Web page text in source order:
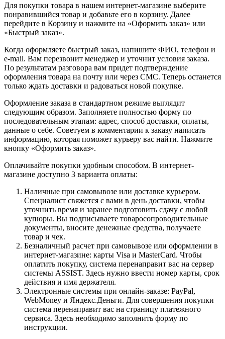
Для покупки товара в нашем интернет-магазине выберите
понравившийся товар и добавьте его в корзину. Далее
перейдите в Корзину и нажмите на «Оформить заказ» или
«Быстрый заказ».
Когда оформляете быстрый заказ, напишите ФИО, телефон и
e-mail. Вам перезвонит менеджер и уточнит условия заказа.
По результатам разговора вам придет подтверждение
оформления товара на почту или через СМС. Теперь останется
только ждать доставки и радоваться новой покупке.
Оформление заказа в стандартном режиме выглядит
следующим образом. Заполняете полностью форму по
последовательным этапам: адрес, способ доставки, оплаты,
данные о себе. Советуем в комментарии к заказу написать
информацию, которая поможет курьеру вас найти. Нажмите
кнопку «Оформить заказ».
Оплачивайте покупки удобным способом. В интернет-
магазине доступно 3 варианта оплаты:
Наличные при самовывозе или доставке курьером.
Специалист свяжется с вами в день доставки, чтобы
уточнить время и заранее подготовить сдачу с любой
купюры. Вы подписываете товаросопроводительные
документы, вносите денежные средства, получаете
товар и чек.
Безналичный расчет при самовывозе или оформлении в
интернет-магазине: карты Visa и MasterCard. Чтобы
оплатить покупку, система перенаправит вас на сервер
системы ASSIST. Здесь нужно ввести номер карты, срок
действия и имя держателя.
Электронные системы при онлайн-заказе: PayPal,
WebMoney и Яндекс.Деньги. Для совершения покупки
система перенаправит вас на страницу платежного
сервиса. Здесь необходимо заполнить форму по
инструкции.